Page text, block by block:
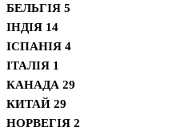
БЕЛЬГІЯ 5
ІНДІЯ 14
ІСПАНІЯ 4
ІТАЛІЯ 1
КАНАДА 29
КИТАЙ 29
НОРВЕГІЯ 2